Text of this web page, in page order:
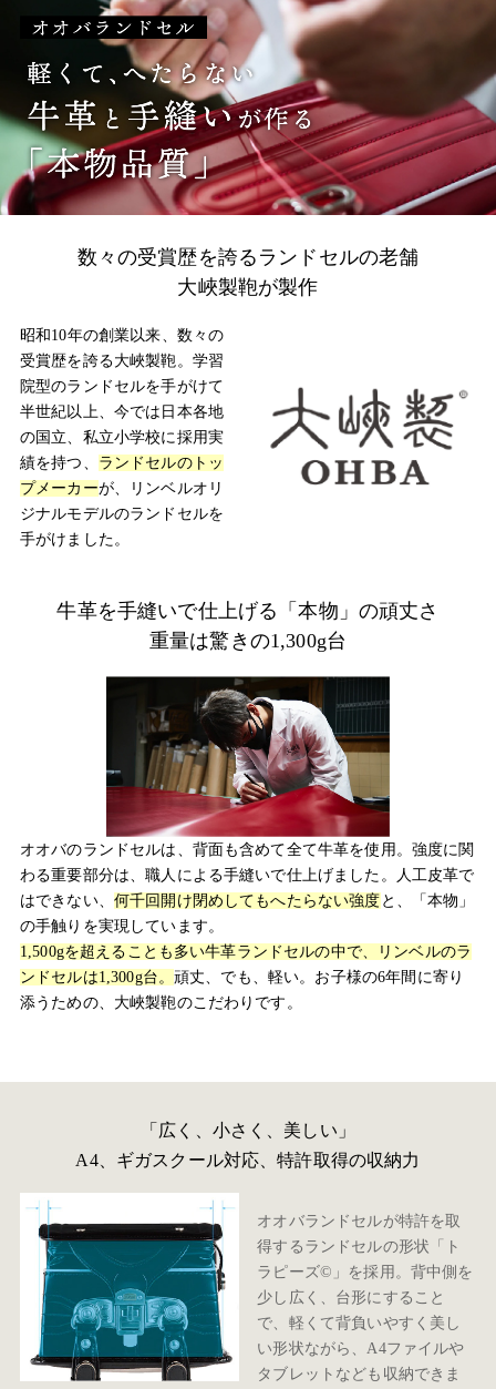
数々の受賞歴を誇るランドセルの老舗
大峽製鞄が製作
昭和10年の創業以来、数々の
受賞歴を誇る大峽製鞄。学習
院型のランドセルを手がけて
半世紀以上、今では日本各地
の国立、私立小学校に採用実
績を持つ、 ランドセルのトッ
プメーカーが、リンベルオリ
ジナルモデルのランドセルを
手がけました。
牛革を手縫いで仕上げる「本物」の頑丈さ
重量は驚きの1,300g台
オオバのランドセルは、背面も含めて全て牛革を使用。強度に関
わる重要部分は、職人による手縫いで仕上げました。人工皮革で
はできない、 何千回開け閉めしてもへたらない強度 と、「本物」
の手触りを実現しています。
1,500gを超えることも多い牛革ランドセルの中で、リンベルのラ
ンドセルは1,300g台。 頑丈、でも、軽い。お子様の6年間に寄り
添うための、大峽製鞄のこだわりです。
「広く、小さく、美しい」
A4、ギガスクール対応、特許取得の収納力
オオバランドセルが特許を取
得するランドセルの形状「ト
ラピーズ©」を採用。背中側を
少し広く、台形にすること
で、軽くて背負いやすく美し
い形状ながら、A4ファイルや
タブレットなども収納できま